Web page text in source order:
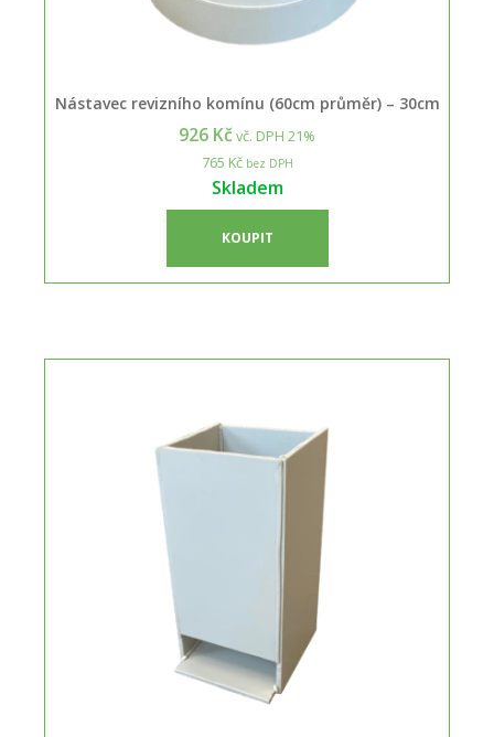
Nástavec revizního komínu (60cm průměr) – 30cm
926 Kčvč. DPH 21%
765 Kčbez DPH
Skladem
KOUPIT